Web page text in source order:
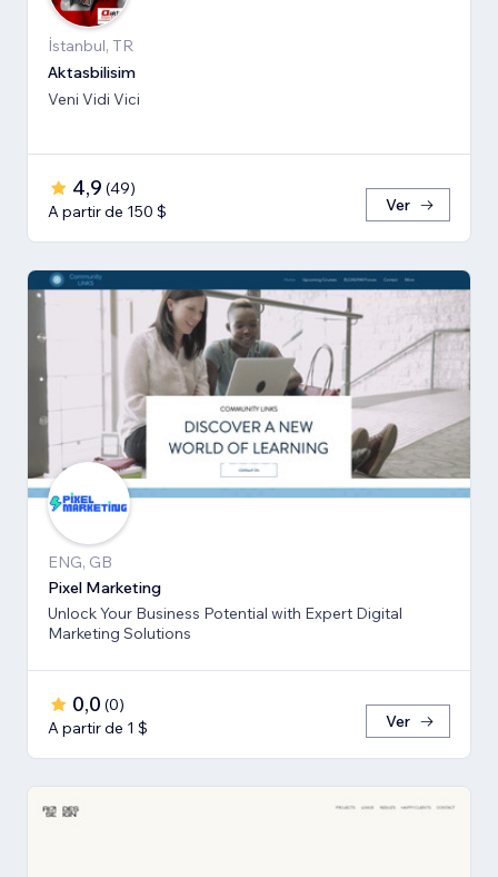
İstanbul, TR
Aktasbilisim
Veni Vidi Vici
4,9 (49)
A partir de 150 $
Ver
ENG, GB
Pixel Marketing
Unlock Your Business Potential with Expert Digital
Marketing Solutions
0,0 (0)
A partir de 1 $
Ver